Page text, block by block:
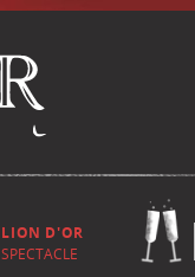
LION D'OR
SPECTACLE